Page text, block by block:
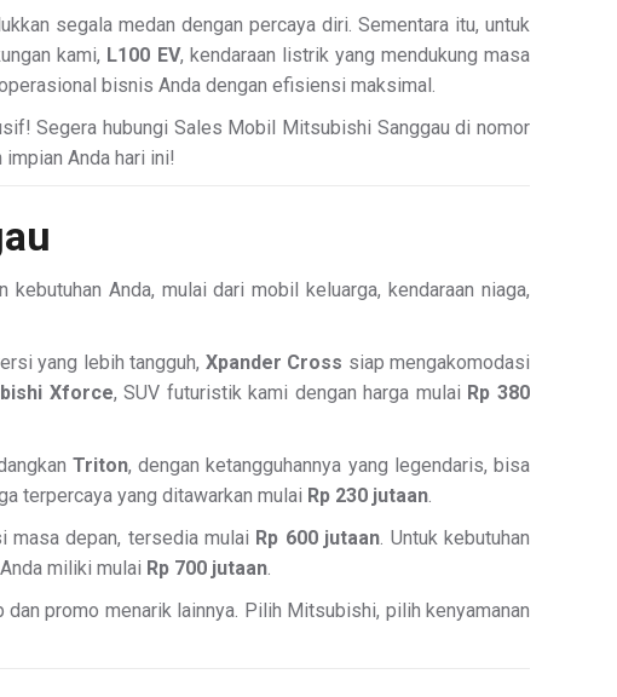
segala medan dengan percaya diri. Sementara itu, untuk
kami, L100 EV, kendaraan listrik yang mendukung masa
bisnis Anda dengan efisiensi maksimal.
Segera hubungi Sales Mobil Mitsubishi Sanggau di nomor
Anda hari ini!
Anda, mulai dari mobil keluarga, kendaraan niaga,
yang lebih tangguh, Xpander Cross siap mengakomodasi
Xforce, SUV futuristik kami dengan harga mulai Rp 380
Triton, dengan ketangguhannya yang legendaris, bisa
terpercaya yang ditawarkan mulai Rp 230 jutaan.
masa depan, tersedia mulai Rp 600 jutaan. Untuk kebutuhan
miliki mulai Rp 700 jutaan.
promo menarik lainnya. Pilih Mitsubishi, pilih kenyamanan